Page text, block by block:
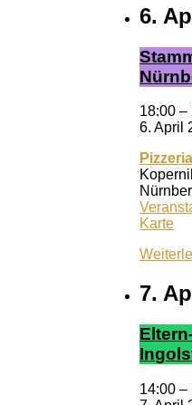
6.
18:00 –
6. April
Karte
7.
14:00 –